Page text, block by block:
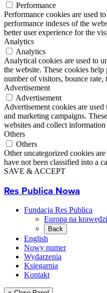
Performance
Performance cookies are used
performance indexes of the
better user experience for the
Analytics
Analytics
Analytical cookies are used to
the website. These cookies
number of visitors, bounce rate,
Advertisement
Advertisement
Advertisement cookies are
and marketing campaigns.
websites and collect
Others
Others
Other uncategorized cookies
have not been classified into a
SAVE & ACCEPT
Res Publica Nowa
Fundacja Res Publica
Europa na krawędzi
Back
English
Nowy numer
Wydarzenia
Księgarnia
Kontakt